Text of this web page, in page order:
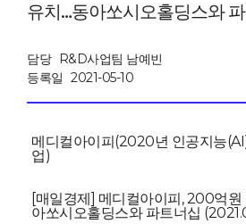
유치…동아쏘시오홀딩스와
담당
R&D사업팀 남예빈
등록일 2021-05-10
메디컬아이피(2020년 인공지능
업)
[매일경제] 메디컬아이피, 200억
아쏘시오홀딩스와 파트너십